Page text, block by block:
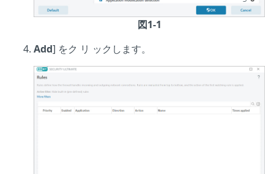
図1-1
Add] をク リ ックします。